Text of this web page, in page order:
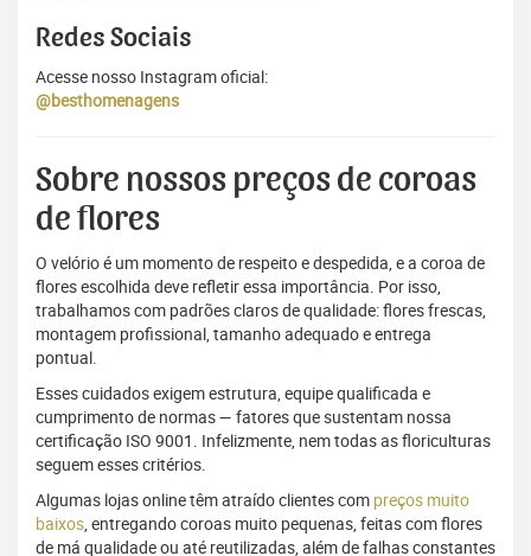
Redes Sociais
Acesse nosso Instagram oficial:
@besthomenagens
Sobre nossos preços de coroas
de flores
O velório é um momento de respeito e despedida, e a coroa de
flores escolhida deve refletir essa importância. Por isso,
trabalhamos com padrões claros de qualidade: flores frescas,
montagem profissional, tamanho adequado e entrega
pontual.
Esses cuidados exigem estrutura, equipe qualificada e
cumprimento de normas — fatores que sustentam nossa
certificação ISO 9001. Infelizmente, nem todas as floriculturas
seguem esses critérios.
Algumas lojas online têm atraído clientes com preços muito
baixos, entregando coroas muito pequenas, feitas com flores
de má qualidade ou até reutilizadas, além de falhas constantes